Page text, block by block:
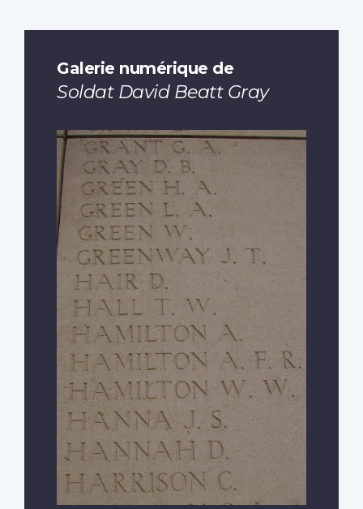
Galerie numérique de
Soldat David Beatt Gray